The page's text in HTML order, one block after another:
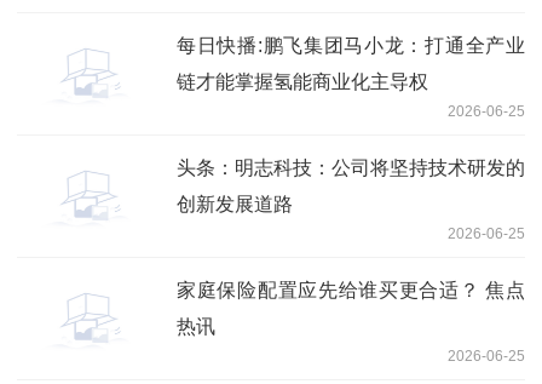
每日快播:鹏飞集团马小龙：打通全产业
链才能掌握氢能商业化主导权
2026-06-25
头条：明志科技：公司将坚持技术研发的
创新发展道路
2026-06-25
家庭保险配置应先给谁买更合适？ 焦点
热讯
2026-06-25